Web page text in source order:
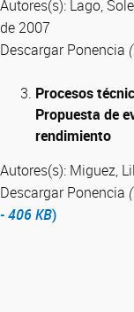
Autores(s): Lago,
de 2007
Descargar Ponencia
Procesos
Propuesta de
rendimiento
Autores(s): Miguez,
Descargar Ponencia
- 406 KB)